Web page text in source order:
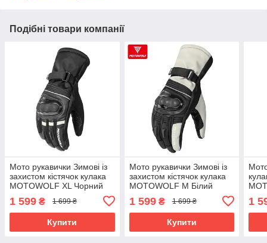
Подібні товари компанії
Мото рукавички Зимові із
захистом кістячок кулака
MOTOWOLF XL Чорний
1 599 ₴ 1 699 ₴
Купити
Мото рукавички Зимові із
захистом кістячок кулака
MOTOWOLF M Білий
1 599₴ 1 699 ₴
Купити
1